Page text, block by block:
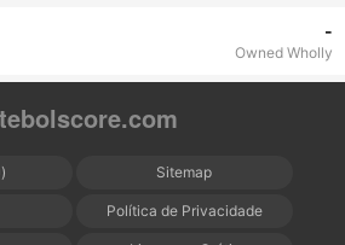
-
Owned Wholly
Sitemap
Política de Privacidade